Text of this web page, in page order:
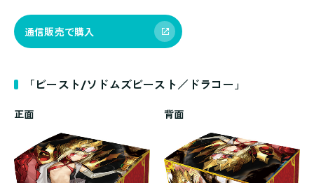
通信販売で購入
「ビースト/ソドムズビースト／ドラコー」
正面 背面